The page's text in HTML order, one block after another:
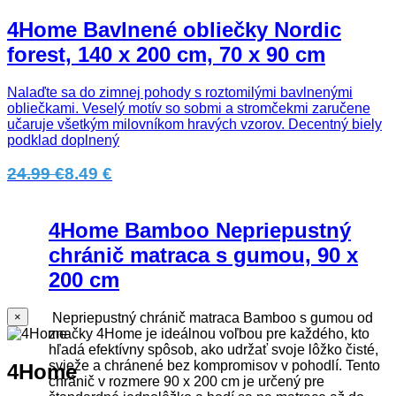
4Home Bavlnené obliečky Nordic
forest, 140 x 200 cm, 70 x 90 cm
Nalaďte sa do zimnej pohody s roztomilými bavlnenými
obliečkami. Veselý motív so sobmi a stromčekmi zaručene
učaruje všetkým milovníkom hravých vzorov. Decentný biely
podklad doplnený
24.99 €8.49 €
4Home Bamboo Nepriepustný
chránič matraca s gumou, 90 x
200 cm
Nepriepustný chránič matraca Bamboo s gumou od
značky 4Home je ideálnou voľbou pre každého, kto
hľadá efektívny spôsob, ako udržať svoje lôžko čisté,
svieže a chránené bez kompromisov v pohodlí. Tento
chránič v rozmere 90 x 200 cm je určený pre
×
4Home